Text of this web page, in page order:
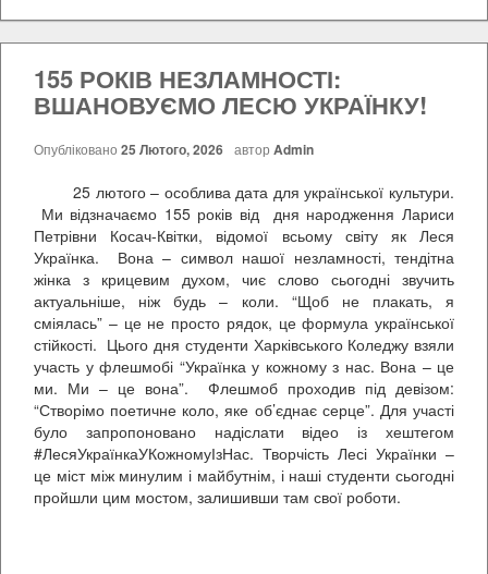
155 РОКІВ НЕЗЛАМНОСТІ:
ВШАНОВУЄМО ЛЕСЮ УКРАЇНКУ!
Опубліковано 25 Лютого, 2026 автор Admin
25 лютого – особлива дата для української культури.
Ми відзначаємо 155 років від дня народження Лариси
Петрівни Косач-Квітки, відомої всьому світу як Леся
Українка. Вона – символ нашої незламності, тендітна
жінка з крицевим духом, чиє слово сьогодні звучить
актуальніше, ніж будь – коли. “Щоб не плакать, я
сміялась” – це не просто рядок, це формула української
стійкості. Цього дня студенти Харківського Коледжу взяли
участь у флешмобі “Українка у кожному з нас. Вона – це
ми. Ми – це вона”. Флешмоб проходив під девізом:
“Створімо поетичне коло, яке об’єднає серце”. Для участі
було запропоновано надіслати відео із хештегом
#ЛесяУкраїнкаУКожномуІзНас. Творчість Лесі Українки –
це міст між минулим і майбутнім, і наші студенти сьогодні
пройшли цим мостом, залишивши там свої роботи.